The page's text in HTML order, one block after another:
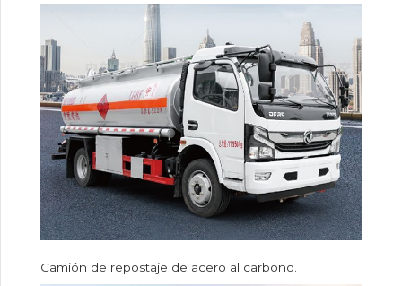
Camión de repostaje de acero al carbono.